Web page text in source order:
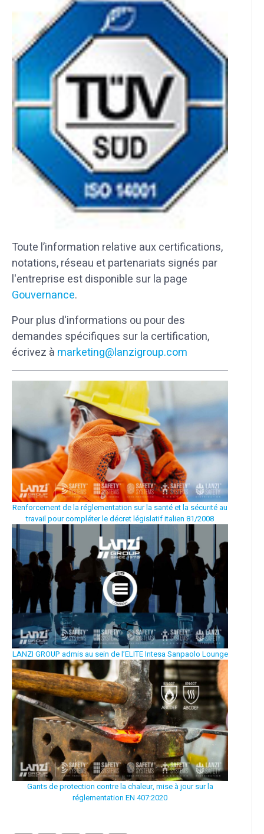
Toute l’information relative aux certifications,
notations, réseau et partenariats signés par
l'entreprise est disponible sur la page
Gouvernance.
Pour plus d'informations ou pour des
demandes spécifiques sur la certification,
écrivez à marketing@lanzigroup.com
Renforcement de la réglementation sur la santé et la sécurité au
travail pour compléter le décret législatif italien 81/2008
LANZI GROUP admis au sein de l’ELITE Intesa Sanpaolo Lounge
Gants de protection contre la chaleur, mise à jour sur la
réglementation EN 407:2020